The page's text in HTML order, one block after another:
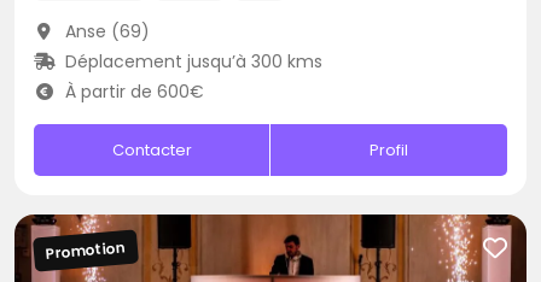
Anse (69)
Déplacement jusqu’à 300 kms
À partir de 600€
Contacter Profil
Promotion